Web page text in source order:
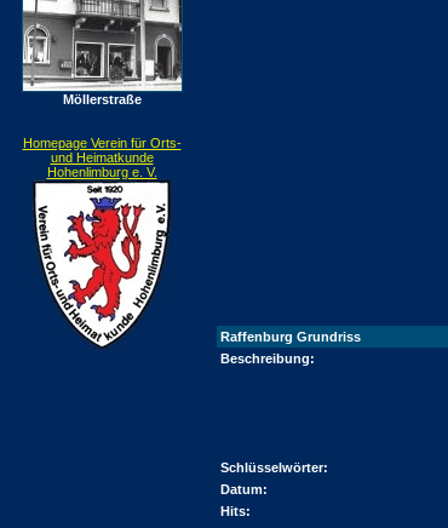
Möllerstraße
Homepage Verein für Orts-
und Heimatkunde
Hohenlimburg e. V.
Raffenburg Grundriss
Beschreibung:
Schlüsselwörter:
Datum:
Hits: